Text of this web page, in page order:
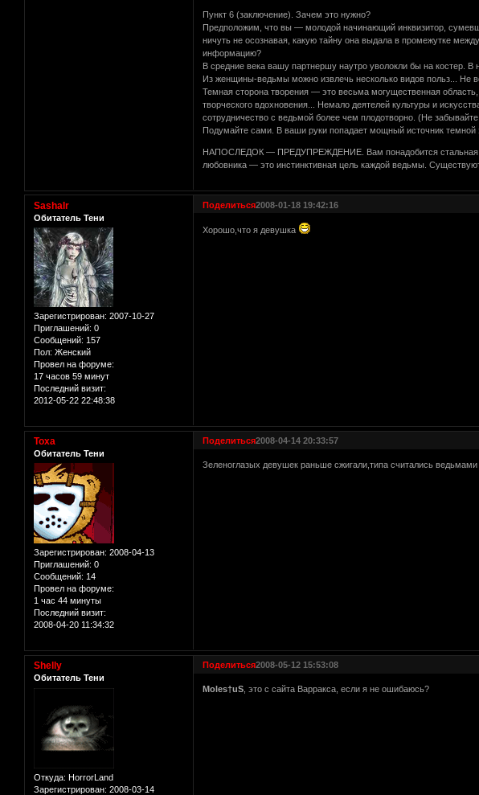
Пункт 6 (заключение). Зачем это нужно?
Предположим, что вы — молодой начинающий инквизитор,
ничуть не осознавая, какую тайну она выдала в промежутке
информацию?
В средние века вашу партнершу наутро уволокли бы на костер. В
Из женщины-ведьмы можно извлечь несколько видов польз... Не
Темная сторона творения — это весьма могущественная
творческого вдохновения... Немало деятелей культуры и
сотрудничество с ведьмой более чем плодотворно. (Не
Подумайте сами. В ваши руки попадает мощный источник
НАПОСЛЕДОК — ПРЕДУПРЕЖДЕНИЕ. Вам понадобится стальная
любовника — это инстинктивная цель каждой ведьмы.
Поделиться2008-01-18 19:42:16
SashaIr
Обитатель Тени
Зарегистрирован: 2007-10-27
Приглашений: 0
Сообщений: 157
Пол: Женский
Провел на форуме:
17 часов 59 минут
Последний визит:
2012-05-22 22:48:38
Хорошо,что я девушка
Поделиться2008-04-14 20:33:57
Тоха
Обитатель Тени
Зарегистрирован: 2008-04-13
Приглашений: 0
Сообщений: 14
Провел на форуме:
1 час 44 минуты
Последний визит:
2008-04-20 11:34:32
Зеленоглазых девушек раньше сжигали,типа считались ведьмами
Поделиться2008-05-12 15:53:08
Shelly
Обитатель Тени
Откуда: HorrorLand
Зарегистрирован: 2008-03-14
Moles†uS , это с сайта Варракса, если я не ошибаюсь?